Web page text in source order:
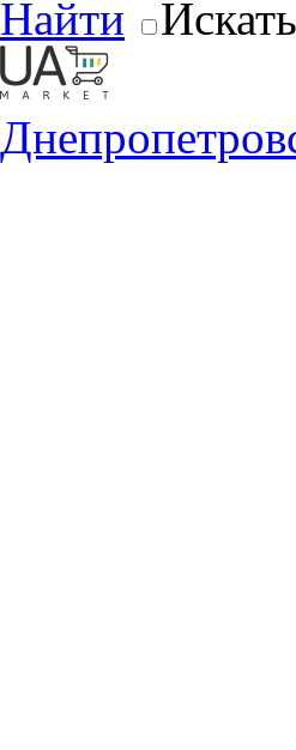
Найти